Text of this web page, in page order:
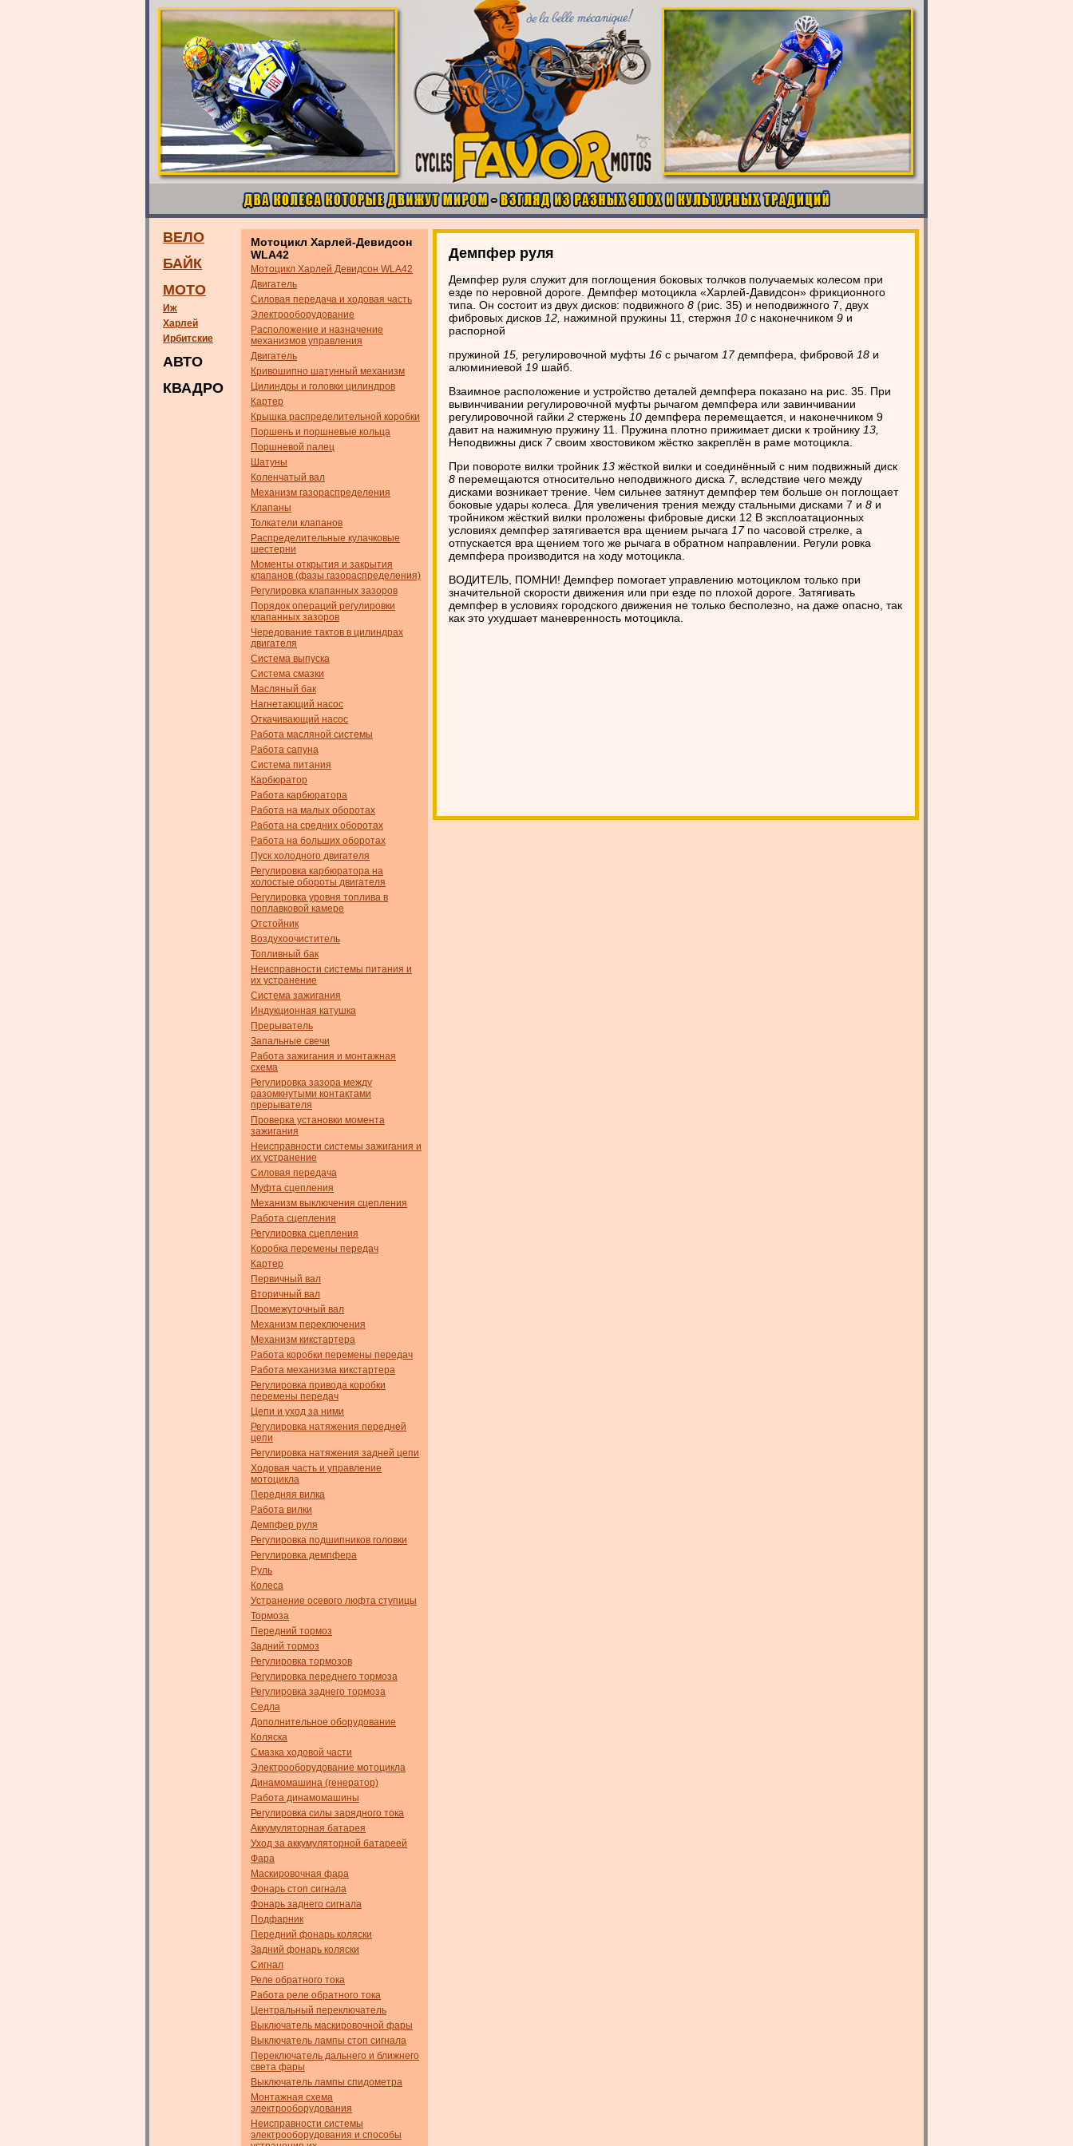
ВЕЛО
БАЙК
МОТО
Иж
Харлей
Ирбитские
АВТО
КВАДРО
Мотоцикл Харлей-Девидсон
WLA42
Мотоцикл Харлей Девидсон WLA42
Двигатель
Силовая передача и ходовая часть
Электрооборудование
Расположение и назначение
механизмов управления
Двигатель
Кривошипно шатунный механизм
Цилиндры и головки цилиндров
Картер
Крышка распределительной коробки
Поршень и поршневые кольца
Поршневой палец
Шатуны
Коленчатый вал
Механизм газораспределения
Клапаны
Толкатели клапанов
Распределительные кулачковые
шестерни
Моменты открытия и закрытия
клапанов (фазы газораспределения)
Регулировка клапанных зазоров
Порядок операций регулировки
клапанных зазоров
Чередование тактов в цилиндрах
двигателя
Система выпуска
Система смазки
Масляный бак
Нагнетающий насос
Откачивающий насос
Работа масляной системы
Работа сапуна
Система питания
Карбюратор
Работа карбюратора
Работа на малых оборотах
Работа на средних оборотах
Работа на больших оборотах
Пуск холодного двигателя
Регулировка карбюратора на
холостые обороты двигателя
Регулировка уровня топлива в
поплавковой камере
Отстойник
Воздухоочиститель
Топливный бак
Неисправности системы питания и
их устранение
Система зажигания
Индукционная катушка
Прерыватель
Запальные свечи
Работа зажигания и монтажная
схема
Регулировка зазора между
разомкнутыми контактами
прерывателя
Проверка установки момента
зажигания
Неисправности системы зажигания и
их устранение
Силовая передача
Муфта сцепления
Механизм выключения сцепления
Работа сцепления
Регулировка сцепления
Коробка перемены передач
Картер
Первичный вал
Вторичный вал
Промежуточный вал
Механизм переключения
Механизм кикстартера
Работа коробки перемены передач
Работа механизма кикстартера
Регулировка привода коробки
перемены передач
Цепи и уход за ними
Регулировка натяжения передней
цепи
Регулировка натяжения задней цепи
Ходовая часть и управление
мотоцикла
Передняя вилка
Работа вилки
Демпфер руля
Регулировка подшипников головки
Регулировка демпфера
Руль
Колеса
Устранение осевого люфта ступицы
Тормоза
Передний тормоз
Задний тормоз
Регулировка тормозов
Регулировка переднего тормоза
Регулировка заднего тормоза
Седла
Дополнительное оборудование
Коляска
Смазка ходовой части
Электрооборудование мотоцикла
Динамомашина (генератор)
Работа динамомашины
Регулировка силы зарядного тока
Аккумуляторная батарея
Уход за аккумуляторной батареей
Фара
Маскировочная фара
Фонарь стоп сигнала
Фонарь заднего сигнала
Подфарник
Передний фонарь коляски
Задний фонарь коляски
Сигнал
Реле обратного тока
Работа реле обратного тока
Центральный переключатель
Выключатель маскировочной фары
Выключатель лампы стоп сигнала
Переключатель дальнего и ближнего
света фары
Выключатель лампы спидометра
Монтажная схема
электрооборудования
Неисправности системы
электрооборудования и способы
Демпфер руля
Демпфер руля служит для поглощения боковых толчков получаемых колесом при
езде по неровной дороге. Демпфер мотоцикла «Харлей-Давидсон» фрикционного
типа. Он состоит из двух дисков: подвижного 8 (рис. 35) и неподвижного 7, двух
фибровых дисков 12, нажимной пружины 11, стержня 10 с наконечником 9 и
распорной
пружиной 15, регулировочной муфты 16 с рычагом 17демпфера, фибровой 18 и
алюминиевой 19 шайб.
Взаимное расположение и устройство деталей демпфера показано на рис. 35. При
вывинчивании регулировочной муфты рычагом демпфера или завинчивании
регулировочной гайки 2 стержень 10 демпфера перемещается, и наконечником 9
давит на нажимную пружину 11. Пружина плотно прижимает диски к тройнику 13,
Неподвижны диск 7своим хвостовиком жёстко закреплён в раме мотоцикла.
При повороте вилки тройник 13 жёсткой вилки и соединённый с ним подвижный диск
8 перемещаются относительно неподвижного диска 7, вследствие чего между
дисками возникает трение. Чем сильнее затянут демпфер тем больше он поглощает
боковые удары колеса. Для увеличения трения между стальными дисками 7 и 8 и
тройником жёсткий вилки проложены фибровые диски 12 В эксплоатационных
условиях демпфер затягивается вра щением рычага 17по часовой стрелке, а
отпускается вра щением того же рычага в обратном направлении. Регули ровка
демпфера производится на ходу мотоцикла.
ВОДИТЕЛЬ, ПОМНИ! Демпфер помогает управлению мотоциклом только при
значительной скорости движения или при езде по плохой дороге. Затягивать
демпфер в условиях городского движения не только бесполезно, на даже опасно, так
как это ухудшает маневренность мотоцикла.